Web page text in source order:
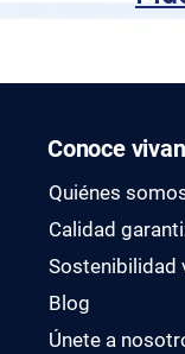
Conoce
Quiénes
Calidad
Sostenibilidad
Blog
Únete a